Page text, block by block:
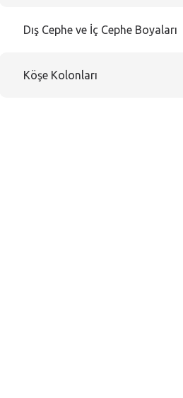
Dış Cephe ve İç Cephe Boyaları
Köşe Kolonları